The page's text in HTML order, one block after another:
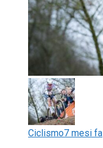
Ciclismo7 mesi fa